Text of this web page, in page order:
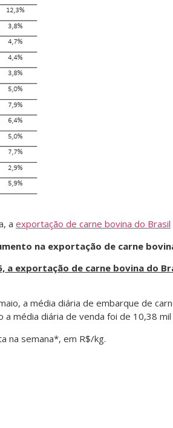
a exportação de carne bovina do Brasil
na exportação de carne
a exportação de carne bovina do
a média diária de embarque de
média diária de venda foi de 10,38
na semana*, em R$/kg.